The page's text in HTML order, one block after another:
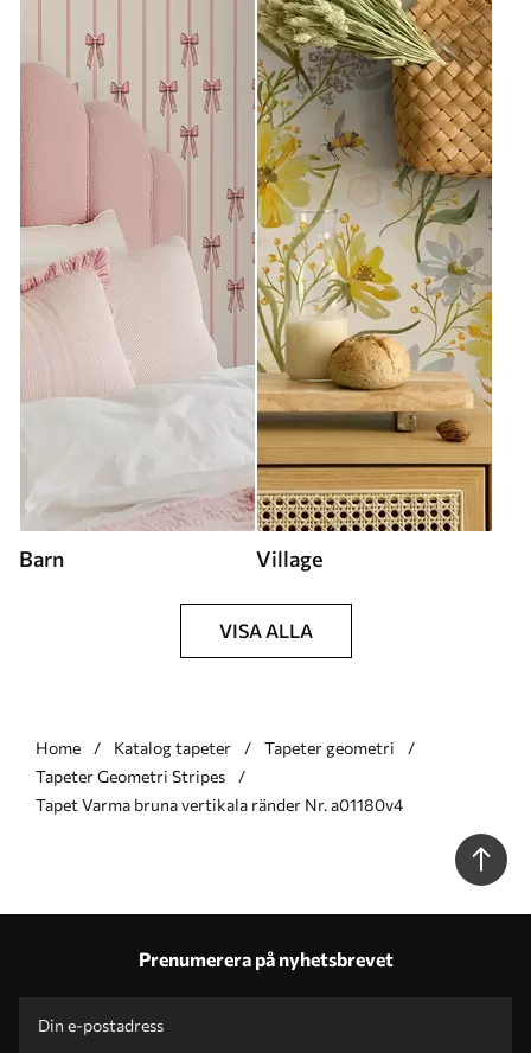
Barn Village
VISA ALLA
Home Katalog tapeter
Tapeter geometri
Tapeter Geometri Stripes
Tapet Varma bruna vertikala ränder Nr. a01180v4
Prenumerera på nyhetsbrevet